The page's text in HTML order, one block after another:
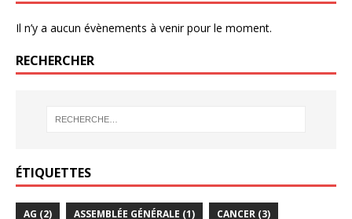
Il n’y a aucun évènements à venir pour le moment.
RECHERCHER
ÉTIQUETTES
AG (2) ASSEMBLÉE GÉNÉRALE (1) CANCER (3)